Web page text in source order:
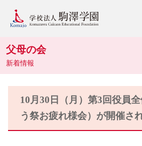
父母の会
新着情報
10月30日（月）第3回役員
う祭お疲れ様会）が開催さ